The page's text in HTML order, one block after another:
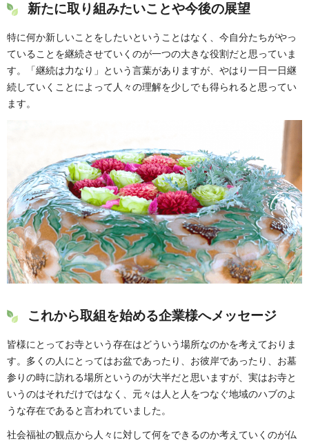
新たに取り組みたいことや今後の展望
特に何か新しいことをしたいということはなく、今自分たちがやっ
ていることを継続させていくのが一つの大きな役割だと思っていま
す。「継続は力なり」という言葉がありますが、やはり一日一日継
続していくことによって人々の理解を少しでも得られると思ってい
ます。
これから取組を始める企業様へメッセージ
皆様にとってお寺という存在はどういう場所なのかを考えておりま
す。多くの人にとってはお盆であったり、お彼岸であったり、お墓
参りの時に訪れる場所というのが大半だと思いますが、実はお寺と
いうのはそれだけではなく、元々は人と人をつなぐ地域のハブのよ
うな存在であると言われていました。
社会福祉の観点から人々に対して何をできるのか考えていくのが仏